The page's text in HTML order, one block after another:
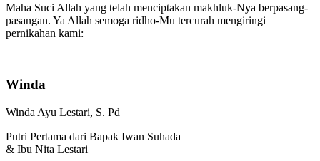
Maha Suci Allah yang telah menciptakan makhluk-Nya berpasang-
pasangan. Ya Allah semoga ridho-Mu tercurah mengiringi
pernikahan kami:
Winda
Winda Ayu Lestari, S. Pd
Putri Pertama dari Bapak Iwan Suhada
& Ibu Nita Lestari